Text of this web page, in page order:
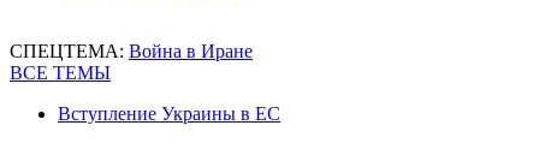
СПЕЦТЕМА: Война в Иране
ВСЕ ТЕМЫ
Вступление Украины в ЕС